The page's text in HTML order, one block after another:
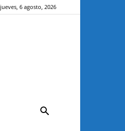
jueves, 6 agosto, 2026